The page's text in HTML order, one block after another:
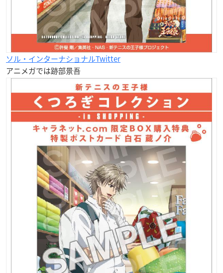
ソル・インターナショナルTwitter
アニメガでは跡部景吾